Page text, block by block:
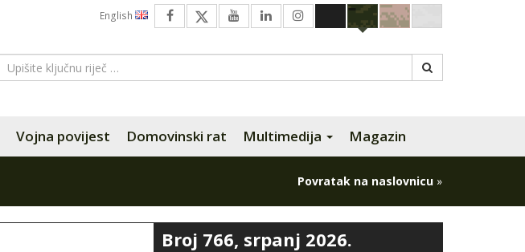
English
Vojna povijest Domovinski rat Multimedija Magazin
Povratak na naslovnicu »
Broj 766, srpanj 2026.